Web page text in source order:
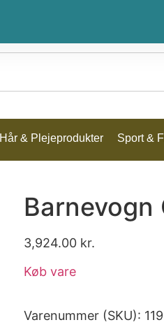
Hår & Plejeprodukter Sport &
Barnevogn
3,924.00 kr.
Køb vare
Varenummer (SKU):